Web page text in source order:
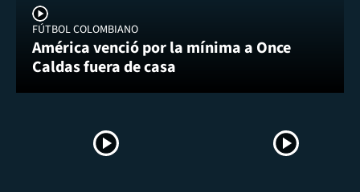
FÚTBOL COLOMBIANO
América venció por la mínima a Once
Caldas fuera de casa